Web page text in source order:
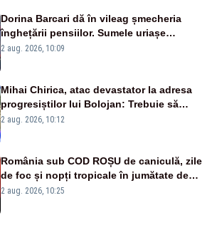
Dorina Barcari dă în vileag șmecheria
înghețării pensiilor. Sumele uriașe
pierdute de fiecare român
2 aug. 2026, 10:09
Mihai Chirica, atac devastator la adresa
progresiștilor lui Bolojan: Trebuie să
protejăm și natura, dar nu șținem omaneii
2 aug. 2026, 10:12
România sub COD ROȘU de caniculă, zile
de foc și nopți tropicale în jumătate de
țară
2 aug. 2026, 10:25